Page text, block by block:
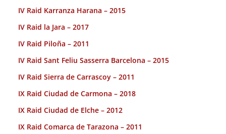
IV Raid Karranza Harana – 2015
IV Raid la Jara – 2017
IV Raid Piloña – 2011
IV Raid Sant Feliu Sasserra Barcelona – 2015
IV Raid Sierra de Carrascoy – 2011
IX Raid Ciudad de Carmona – 2018
IX Raid Ciudad de Elche – 2012
IX Raid Comarca de Tarazona – 2011